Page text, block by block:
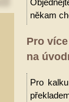
někam
Pro
na
Pro